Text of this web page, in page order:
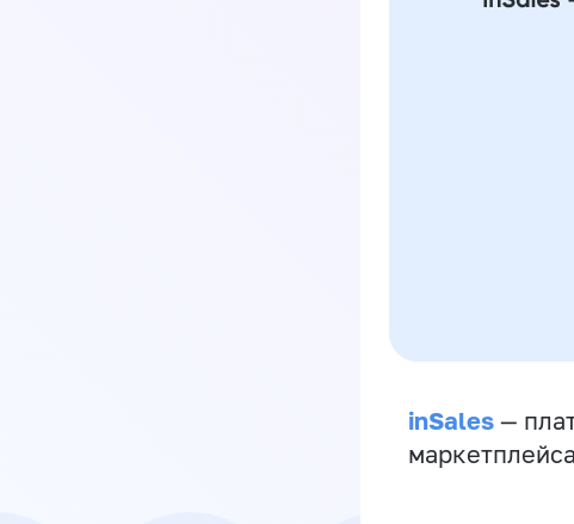
inSales —